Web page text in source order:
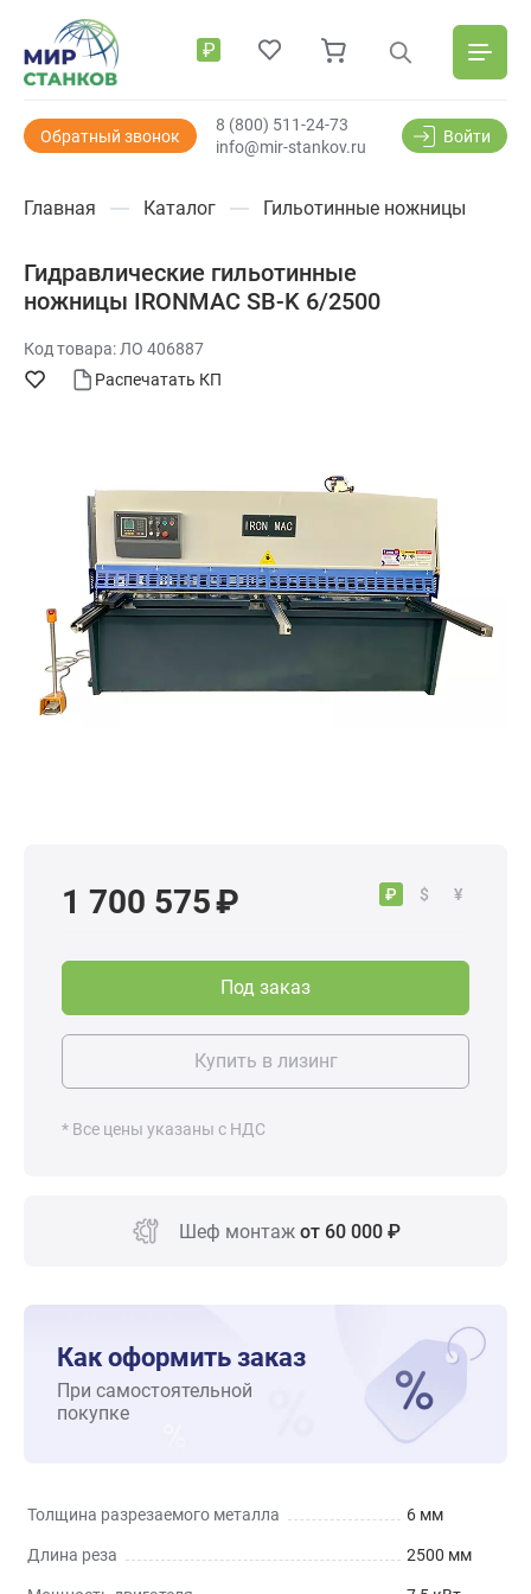
₽
Обратный звонок
info@mir-stankov.ru
8 (800) 511-24-73
Войти
Главная Каталог Гильотинные ножницы
Гидравлические гильотинные
ножницы IRONMAC SB-K 6/2500
Код товара: ЛО 406887
Распечатать КП
₽ $ ¥
1 700 575 ₽
Под заказ
Купить в лизинг
* Все цены указаны с НДС
Шеф монтаж от 60 000 ₽
Как оформить заказ
При самостоятельной
покупке
Толщина разрезаемого металла 6 мм
Длина реза 2500 мм